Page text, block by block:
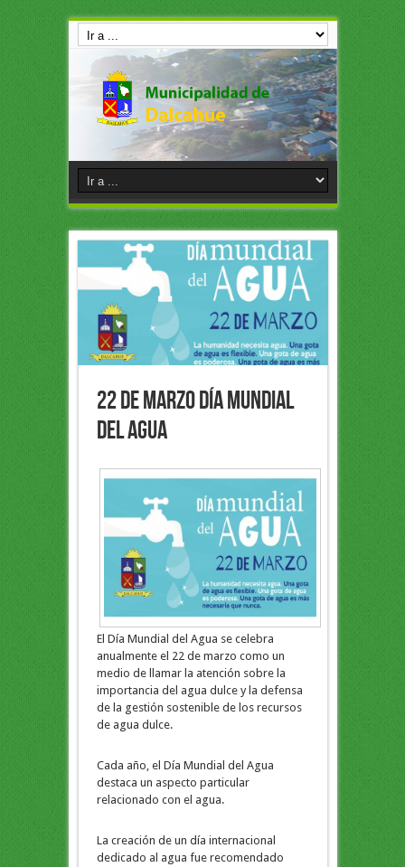
22 de Marzo Día Mundial
del Agua
El Día Mundial del Agua se celebra
anualmente el 22 de marzo como un
medio de llamar la atención sobre la
importancia del agua dulce y la defensa
de la gestión sostenible de los recursos
de agua dulce.
Cada año, el Día Mundial del Agua
destaca un aspecto particular
relacionado con el agua.
La creación de un día internacional
dedicado al agua fue recomendado